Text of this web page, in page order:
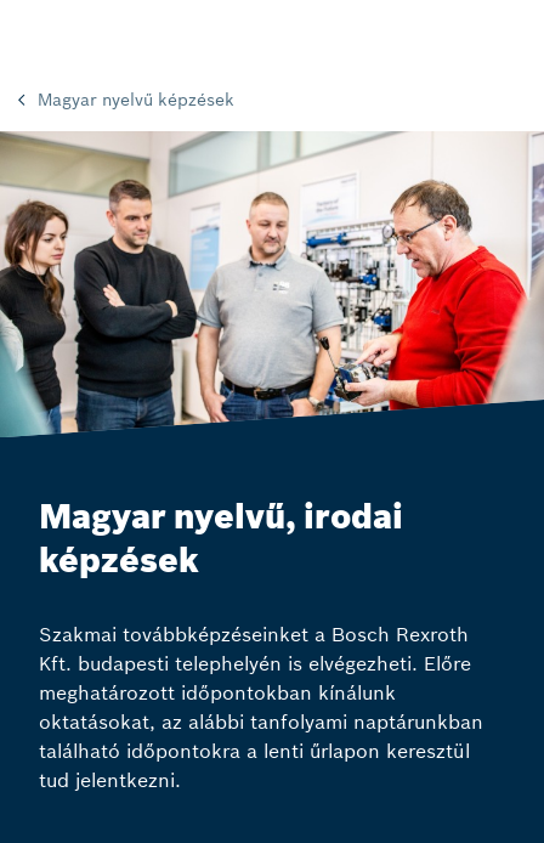
Magyar nyelvű képzések
Magyar nyelvű, irodai
képzések
Szakmai továbbképzéseinket a Bosch Rexroth
Kft. budapesti telephelyén is elvégezheti. Előre
meghatározott időpontokban kínálunk
oktatásokat, az alábbi tanfolyami naptárunkban
található időpontokra a lenti űrlapon keresztül
tud jelentkezni.